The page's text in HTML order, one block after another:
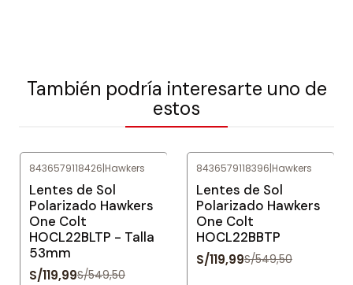
También podría interesarte uno de
estos
8436579118426|Hawkers
Lentes de Sol
Polarizado Hawkers
One Colt
HOCL22BLTP - Talla
53mm
S/119,99S/549,50
8436579118396|Hawkers
Lentes de Sol
Polarizado Hawkers
One Colt
HOCL22BBTP
S/119,99S/549,50